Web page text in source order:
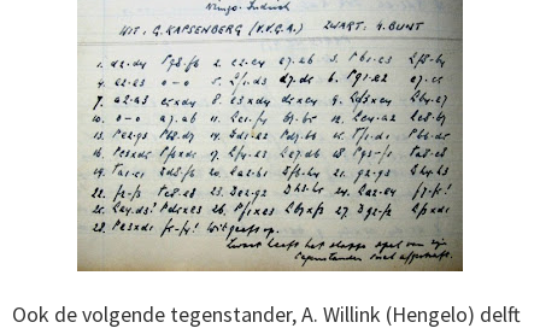
Ook de volgende tegenstander, A. Willink (Hengelo) delft